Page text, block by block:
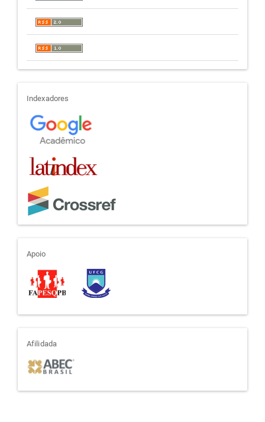
indexadores
Indexadores
apoio
Apoio
afiliada
Afilidada